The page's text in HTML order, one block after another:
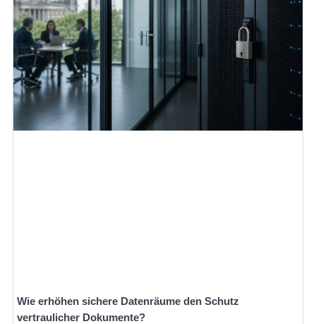
Wie erhöhen sichere Datenräume den Schutz
vertraulicher Dokumente?